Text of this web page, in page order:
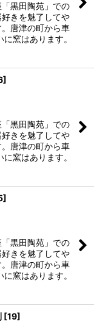
黒田陶苑」での
きを魅了してや
唐津の町から車
窯はあります。
]
黒田陶苑」での
きを魅了してや
唐津の町から車
窯はあります。
]
黒田陶苑」での
きを魅了してや
唐津の町から車
窯はあります。
[19]